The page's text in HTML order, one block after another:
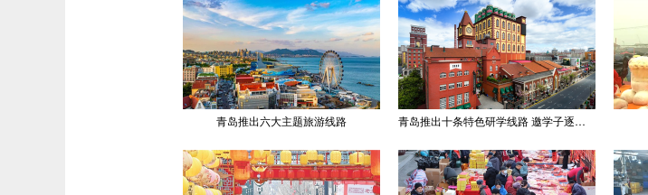
青岛推出六大主题旅游线路 青岛推出十条特色研学线路 邀学子逐梦深蓝探知山海